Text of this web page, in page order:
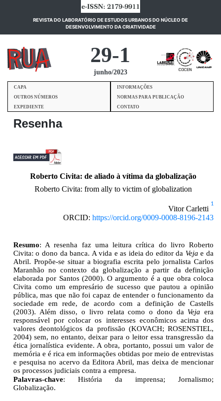
REVISTA DO LABORATÓRIO DE ESTUDOS URBANOS DO NÚCLEO DE
DESENVOLVIMENTO DA CRIATIVIDADE(current)
29-1
junho/2023
CAPA
INFORMAÇÕES
OUTROS NÚMEROS
NORMAS PARA PUBLICAÇÃO
EXPEDIENTE
CONTATO
Resenha
Roberto Civita: de aliado à vítima da globalização
Roberto Civita: from ally to victim of globalization
Vitor Carletti
1
ORCID: https://orcid.org/0009-0008-8196-2143
Resumo: A resenha faz uma leitura crítica do livro Roberto
Civita: o dono da banca. A vida e as ideia do editor da Vejae da
Abril. Propõe-se situar a biografia escrita pelo jornalista Carlos
Maranhão no contexto da globalização a partir da definição
elaborada por Santos (2000). O argumento é a que obra coloca
Civita como um empresário de sucesso que pautou a opinião
pública, mas que não foi capaz de entender o funcionamento da
sociedade em rede, de acordo
com a definição de Castells
(2003). Além disso, o livro relata como o dono da Vejaera
responsável por colocar os interesses econômicos acima dos
valores deontológicos da profissão (KOVACH; ROSENSTIEL,
2004) sem, no entanto, deixar para o leitor essa transgressão da
ética jornalística evidente. A obra, portanto, possui um valor de
memória e é rica em informações obtidas por meio de entrevistas
e pesquisa no acervo da Editora Abril, mas deixa de mencionar
os processos judiciais contra a empresa.
Palavras-chave: História da imprensa;
Jornalismo;
Globalização.